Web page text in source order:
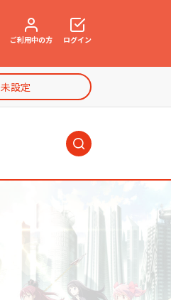
ご利用中の方
マガジン
ログイン
未設定